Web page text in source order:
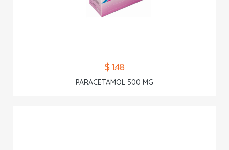
$ 1.48
PARACETAMOL 500 MG